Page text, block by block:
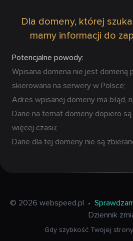
Dla domeny, której
mamy informacji do
Potencjalne powody:
Wpisana domena nie jest domeną
skierowana na serwery w Polsce;
Adres wpisanej domeny ma błąd,
Dane na temat domeny dopiero
więcej czasu;
Dane dla tej domeny nie są
© 2026 webspeed.pl •
Dziennik
Gdy szybkość Twojej